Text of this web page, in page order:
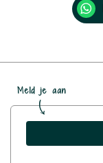
Meld je aan